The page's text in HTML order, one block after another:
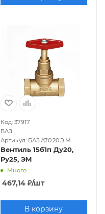
Код: 37917
БАЗ
Артикул: БАЗ.А70.20.Э.М.
Вентиль 15б1п Ду20,
Ру25, ЭМ
Много
467,14₽/шт
В корзину